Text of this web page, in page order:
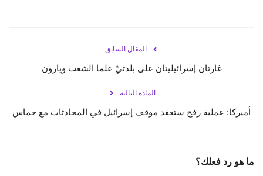
المقال السابق
غارتان إسرائيليتان على بلدتيّ علما الشعب ويارون
المادة التالية
أميركا: عملية رفح ستعقد موقف إسرائيل في المحادثات مع حماس
ما هو رد فعلك؟